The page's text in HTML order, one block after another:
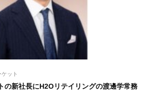
ット
の新社長にH2Oリテイリングの渡邊学常務